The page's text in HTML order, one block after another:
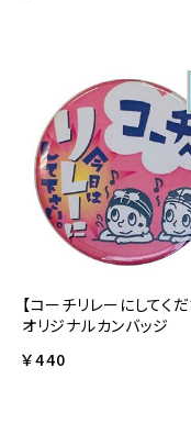
【コーチリレーにしてくだ
オリジナルカンバッジ
￥440